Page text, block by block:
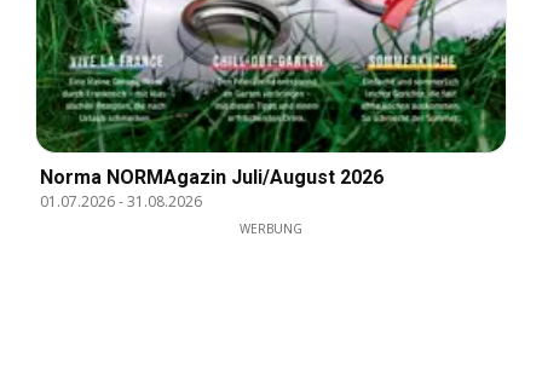
Norma NORMAgazin Juli/August 2026
01.07.2026-31.08.2026
WERBUNG